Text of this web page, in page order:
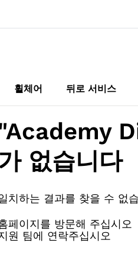
휠체어 뒤로 서비스
없습니다
치하는 결과를 찾을 수 없
페이지를 방문해 주십시오
원 팀에 연락주십시오